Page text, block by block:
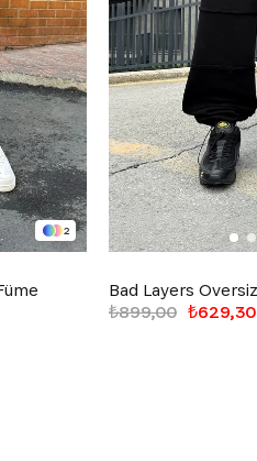
2
₺629,30
₺899,00